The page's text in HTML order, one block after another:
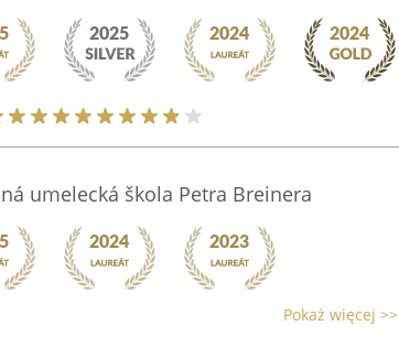
umelecká škola Petra Breinera
Pokaż więcej >>